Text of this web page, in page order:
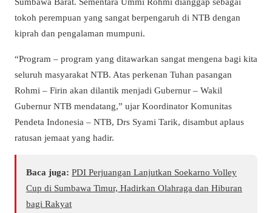
tokoh perempuan yang sangat berpengaruh di NTB dengan
kiprah dan pengalaman mumpuni.
“Program – program yang ditawarkan sangat mengena bagi kita
seluruh masyarakat NTB. Atas perkenan Tuhan pasangan
Rohmi – Firin akan dilantik menjadi Gubernur – Wakil
Gubernur NTB mendatang,” ujar Koordinator Komunitas
Pendeta Indonesia – NTB, Drs Syami Tarik, disambut aplaus
ratusan jemaat yang hadir.
Baca juga: PDI Perjuangan Lanjutkan Soekarno Volley
Cup di Sumbawa Timur, Hadirkan Olahraga dan Hiburan
bagi Rakyat